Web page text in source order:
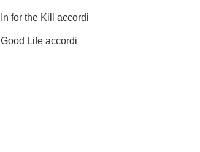
In for the Kill accordi
Good Life accordi